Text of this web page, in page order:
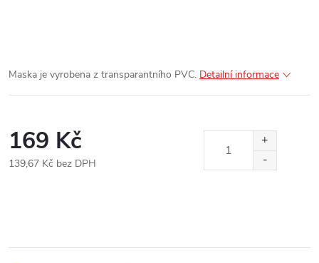
Maska je vyrobena z transparantního PVC. Detailní informace
169 Kč
139,67 Kč bez DPH